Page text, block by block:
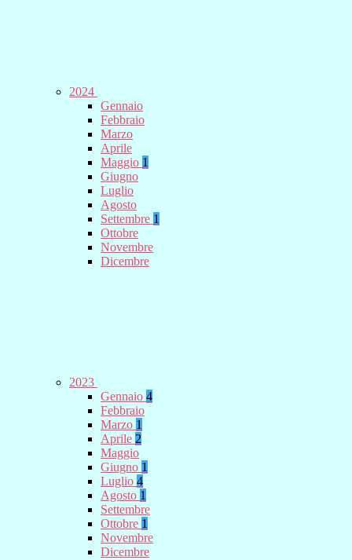
2024
Gennaio
Febbraio
Marzo
Aprile
Maggio 1
Giugno
Luglio
Agosto
Settembre 1
Ottobre
Novembre
Dicembre
2023
Gennaio 4
Febbraio
Marzo 1
Aprile 2
Maggio
Giugno 1
Luglio 4
Agosto 1
Settembre
Ottobre 1
Novembre
Dicembre